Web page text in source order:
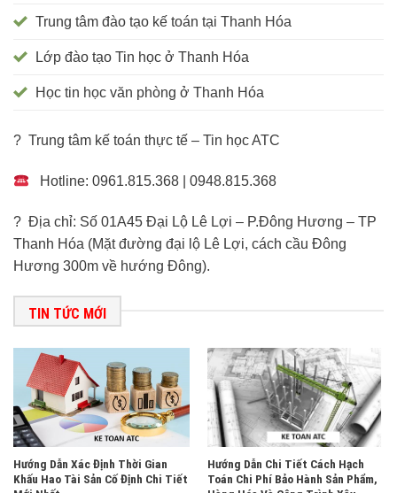
Trung tâm đào tạo kế toán tại Thanh Hóa
Lớp đào tạo Tin học ở Thanh Hóa
Học tin học văn phòng ở Thanh Hóa
? Trung tâm kế toán thực tế – Tin học ATC
Hotline: 0961.815.368 | 0948.815.368
? Địa chỉ: Số 01A45 Đại Lộ Lê Lợi – P.Đông Hương – TP
Thanh Hóa (Mặt đường đại lộ Lê Lợi, cách cầu Đông
Hương 300m về hướng Đông).
TIN TỨC MỚI
Hướng Dẫn Xác Định Thời Gian
Khấu Hao Tài Sản Cố Định Chi Tiết
Hướng Dẫn Chi Tiết Cách Hạch
Toán Chi Phí Bảo Hành Sản Phẩm,